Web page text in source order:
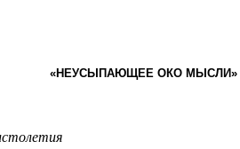
«НЕУСЫПАЮЩЕЕ ОКО МЫСЛИ»